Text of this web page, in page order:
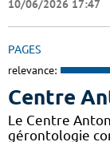
10/06/2026 17:47
PAGES
relevance:
Centre
Le Centre
gérontologie